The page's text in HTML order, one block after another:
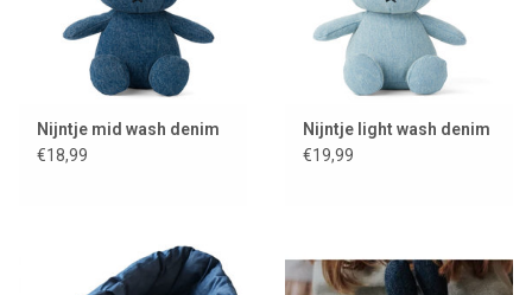
Nijntje mid wash denim
€18,99
Nijntje light wash denim
€19,99